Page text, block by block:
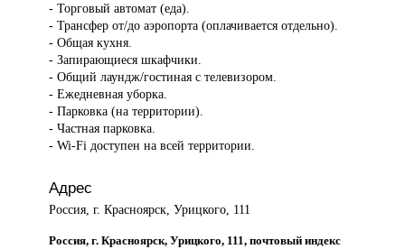
- Торговый автомат (еда).
- Трансфер от/до аэропорта (оплачивается отдельно).
- Общая кухня.
- Запирающиеся шкафчики.
- Общий лаундж/гостиная с телевизором.
- Ежедневная уборка.
- Парковка (на территории).
- Частная парковка.
- Wi-Fi доступен на всей территории.
Адрес
Россия, г. Красноярск, Урицкого, 111
Россия, г. Красноярск, Урицкого, 111, почтовый индекс